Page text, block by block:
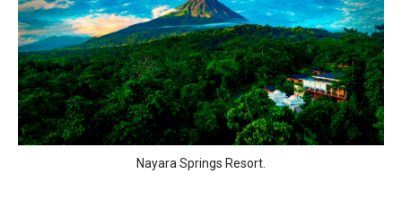
Nayara Springs Resort.